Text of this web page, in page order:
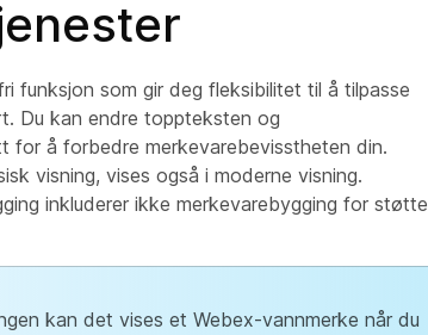
funksjon som gir deg fleksibilitet til å tilpasse
Du kan endre toppteksten og
for å forbedre merkevarebevisstheten din.
visning, vises også i moderne visning.
inkluderer ikke merkevarebygging for støtte
kan det vises et Webex-vannmerke når du